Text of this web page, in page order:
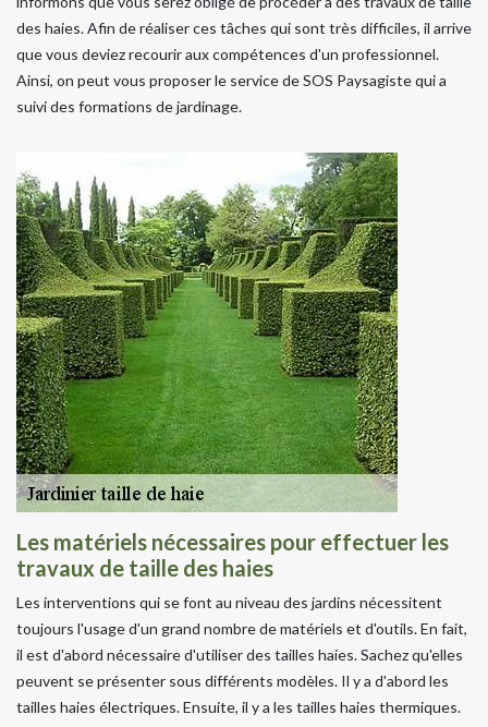
des haies. Afin de réaliser ces tâches qui sont très difficiles, il arrive
que vous deviez recourir aux compétences d'un professionnel.
Ainsi, on peut vous proposer le service de SOS Paysagiste qui a
suivi des formations de jardinage.
Les matériels nécessaires pour effectuer les
travaux de taille des haies
Les interventions qui se font au niveau des jardins nécessitent
toujours l'usage d'un grand nombre de matériels et d'outils. En fait,
il est d'abord nécessaire d'utiliser des tailles haies. Sachez qu'elles
peuvent se présenter sous différents modèles. Il y a d'abord les
tailles haies électriques. Ensuite, il y a les tailles haies thermiques.